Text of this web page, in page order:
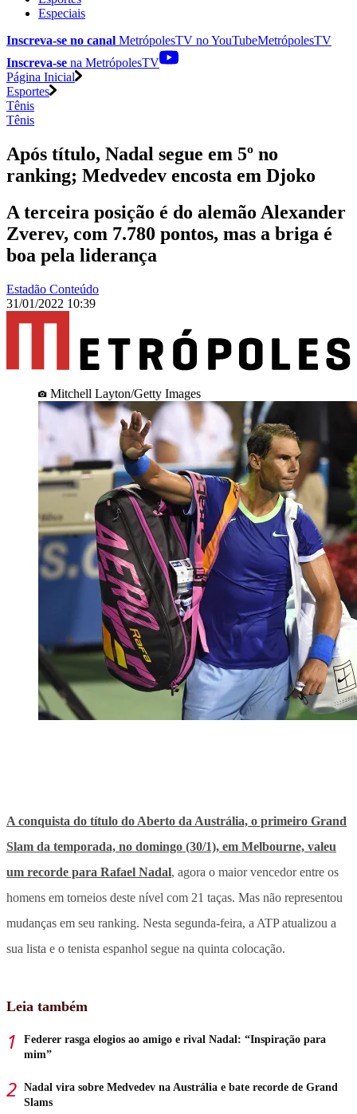
Especiais
Inscreva-se no canal MetrópolesTV noYouTubeMetrópolesTV
Inscreva-se na MetrópolesTV
Página Inicial
Esportes
Tênis
Tênis
Após título, Nadal segue em 5º no
ranking; Medvedev encosta em Djoko
A terceira posição é do alemão Alexander
Zverev, com 7.780 pontos, mas a briga é
boa pela liderança
Estadão Conteúdo
31/01/2022 10:39
Mitchell Layton/Getty Images
A conquista do título do Aberto da Austrália, o primeiro Grand
Slam da temporada, no domingo (30/1), em Melbourne, valeu
um recorde para Rafael Nadal, agora o maior vencedor entre os
homens em torneios deste nível com 21 taças. Mas não representou
mudanças em seu ranking. Nesta segunda-feira, a ATP atualizou a
sua lista e o tenista espanhol segue na quinta colocação.
Leia também
Federer rasga elogios ao amigo e rival Nadal: “Inspiração para
mim”
Nadal vira sobre Medvedev na Austrália e bate recorde de Grand
Slams